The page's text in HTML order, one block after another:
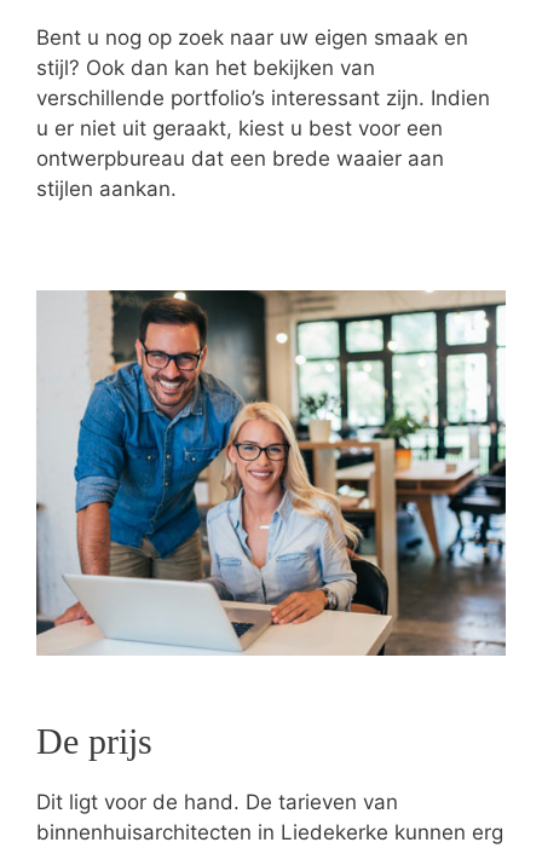
Bent u nog op zoek naar uw eigen smaak en
stijl? Ook dan kan het bekijken van
verschillende portfolio’s interessant zijn. Indien
u er niet uit geraakt, kiest u best voor een
ontwerpbureau dat een brede waaier aan
stijlen aankan.
De prijs
Dit ligt voor de hand. De tarieven van
binnenhuisarchitecten in Liedekerke kunnen erg